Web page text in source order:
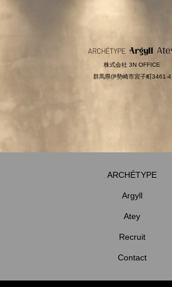
株式会社 3N OFFICE
群馬県伊勢崎市宮子町3461-4
ARCHÉTYPE
Argyll
Atey
Recruit
Contact